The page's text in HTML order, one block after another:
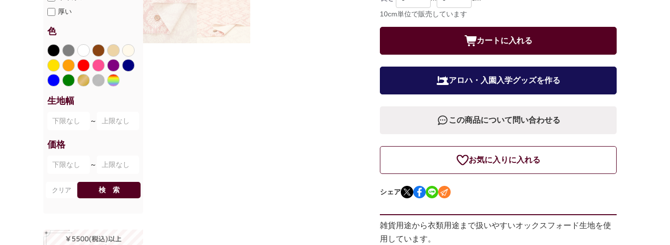
厚い
色
生地幅
～
価格
～
クリア 検 索
10cm単位で販売しています
カートに入れる
アロハ・入園入学グッズを作る
この商品について問い合わせる
お気に入りに入れる
シェア
雑貨用途から衣類用途まで扱いやすいオックスフォード生地を使
用しています。